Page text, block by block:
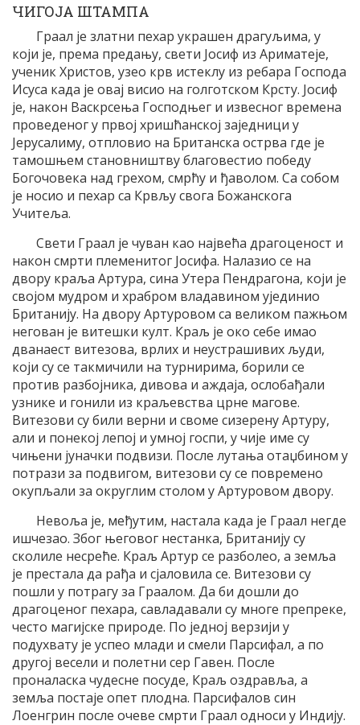
ЧИГОЈА ШТАМПА
Граал је златни пехар украшен драгуљима, у
који је, према предању, свети Јосиф из Ариматеје,
ученик Христов, узео крв истеклу из ребара Господа
Исуса када је овај висио на голготском Крсту. Јосиф
је, након Васкрсења Господњег и извесног времена
проведеног у првој хришћанској заједници у
Јерусалиму, отпловио на Британска острва где је
тамошњем становништву благовестио победу
Богочовека над грехом, смрћу и ђаволом. Са собом
је носио и пехар са Крвљу свога Божанскога
Учитеља.
Свети Граал је чуван као највећа драгоценост и
након смрти племенитог Јосифа. Налазио се на
двору краља Артура, сина Утера Пендрагона, који је
својом мудром и храбром владавином ујединио
Британију. На двору Артуровом са великом пажњом
негован је витешки култ. Краљ је око себе имао
дванаест витезова, врлих и неустрашивих људи,
који су се такмичили на турнирима, борили се
против разбојника, дивова и аждаја, ослобађали
узнике и гонили из краљевства црне магове.
Витезови су били верни и своме сизерену Артуру,
али и понекој лепој и умној госпи, у чије име су
чињени јуначки подвизи. После лутања отаџбином у
потрази за подвигом, витезови су се повремено
окупљали за округлим столом у Артуровом двору.
Невоља је, међутим, настала када је Граал негде
ишчезао. Због његовог нестанка, Британију су
сколиле несреће. Краљ Артур се разболео, а земља
је престала да рађа и сјаловила се. Витезови су
пошли у потрагу за Граалом. Да би дошли до
драгоценог пехара, савладавали су многе препреке,
често магијске природе. По једној верзији у
подухвату је успео млади и смели Парсифал, а по
другој весели и полетни сер Гавен. После
проналаска чудесне посуде, Краљ оздравља, а
земља постаје опет плодна. Парсифалов син
Лоенгрин после очеве смрти Граал односи у Индију.